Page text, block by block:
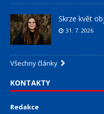
Skrze květ
31. 7. 2026
Všechny články
KONTAKTY
Redakce